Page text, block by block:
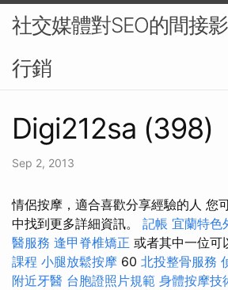
社交媒體對SEO的間接
行銷
Digi212sa (398)
Sep 2, 2013
情侶按摩，適合喜歡分享經驗的人 您
中找到更多詳細資訊。 記帳 宜蘭特色
醫服務 逢甲脊椎矯正 或者其中一位可
課程 小腿放鬆按摩 60 北投整骨服務
附近牙醫 台胞證照片規範 身體按摩技